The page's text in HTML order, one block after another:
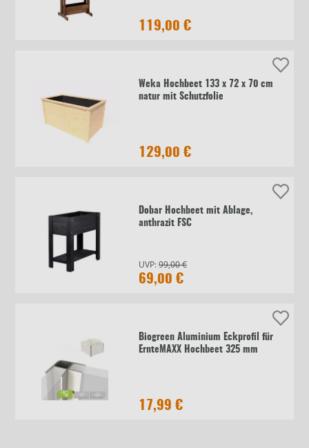
119,00 €
Weka Hochbeet 133 x 72 x 70 cm
natur mit Schutzfolie
129,00 €
Dobar Hochbeet mit Ablage,
anthrazit FSC
UVP:99,00 €
69,00 €
Biogreen Aluminium Eckprofil für
ErnteMAXX Hochbeet 325 mm
17,99 €